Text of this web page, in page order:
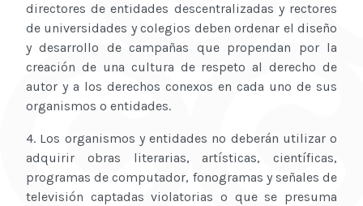
directores de entidades descentralizadas y rectores
de universidades y colegios deben ordenar el diseño
y desarrollo de campañas que propendan por la
creación de una cultura de respeto al derecho de
autor y a los derechos conexos en cada uno de sus
organismos o entidades.
4. Los organismos y entidades no deberán utilizar o
adquirir obras literarias, artísticas, científicas,
programas de computador, fonogramas y señales de
televisión captadas violatorias o que se presuma